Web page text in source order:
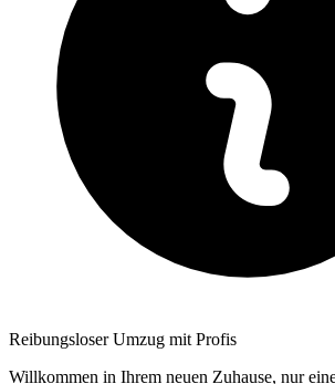
Reibungsloser Umzug mit Profis
Willkommen in Ihrem neuen Zuhause, nur